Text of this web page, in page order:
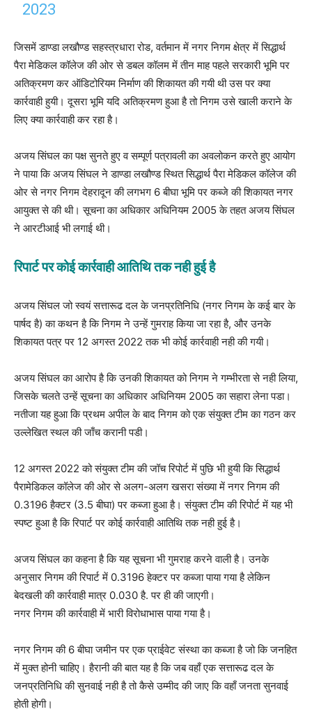
2023
जिसमें डाण्डा लखौण्ड सहस्त्रधारा रोड, वर्तमान में नगर निगम क्षेत्र में सिद्धार्थ
पैरा मेडिकल कॉलेज की ओर से डबल कॉलम में तीन माह पहले सरकारी भूमि पर
अतिक्रमण कर ऑडिटोरियम निर्माण की शिकायत की गयी थी उस पर क्या
कार्रवाही हुयी। दूसरा भूमि यदि अतिक्रमण हुआ है तो निगम उसे खाली कराने के
लिए क्या कार्रवाही कर रहा है।
अजय सिंघल का पक्ष सुनते हुए व सम्पूर्ण पत्रावली का अवलोकन करते हुए आयोग
ने पाया कि अजय सिंघल ने डाण्डा लखौण्ड स्थित सिद्धार्थ पैरा मेडिकल कॉलेज की
ओर से नगर निगम देहरादून की लगभग 6 बीघा भूमि पर कब्जे की शिकायत नगर
आयुक्त से की थी। सूचना का अधिकार अधिनियम 2005 के तहत अजय सिंघल
ने आरटीआई भी लगाई थी।
रिपार्ट पर कोई कार्रवाही आतिथि तक नही हुई है
अजय सिंघल जो स्वयं सत्तारूढ दल के जनप्रतिनिधि (नगर निगम के कई बार के
पार्षद है) का कथन है कि निगम ने उन्हें गुमराह किया जा रहा है, और उनके
शिकायत पत्र पर 12 अगस्त 2022 तक भी कोई कार्रवाही नही की गयी।
अजय सिंघल का आरोप है कि उनकी शिकायत को निगम ने गम्भीरता से नही लिया,
जिसके चलते उन्हें सूचना का अधिकार अधिनियम 2005 का सहारा लेना पडा।
नतीजा यह हुआ कि प्रथम अपील के बाद निगम को एक संयुक्त टीम का गठन कर
उल्लेखित स्थल की जाँच करानी पडी।
12 अगस्त 2022 को संयुक्त टीम की जॉच रिपोर्ट में पुछि भी हुयी कि सिद्धार्थ
पैरामेडिकल कॉलेज की ओर से अलग-अलग खसरा संख्या में नगर निगम की
0.3196 हैक्टर (3.5 बीघा) पर कब्जा हुआ है। संयुक्त टीम की रिपोर्ट में यह भी
स्पष्ट हुआ है कि रिपार्ट पर कोई कार्रवाही आतिथि तक नही हुई है।
अजय सिंघल का कहना है कि यह सूचना भी गुमराह करने वाली है। उनके
अनुसार निगम की रिपार्ट में 0.3196 हेक्टर पर कब्जा पाया गया है लेकिन
बेदखली की कार्रवाही मात्र 0.030 है. पर ही की जाएगी।
नगर निगम की कार्रवाही में भारी विरोधाभास पाया गया है।
नगर निगम की 6 बीघा जमीन पर एक प्राईवेट संस्था का कब्जा है जो कि जनहित
में मुक्त होनी चाहिए। हैरानी की बात यह है कि जब वहाँ एक सत्तारूढ दल के
जनप्रतिनिधि की सुनवाई नही है तो कैसे उम्मीद की जाए कि वहाँ जनता सुनवाई
होती होगी।